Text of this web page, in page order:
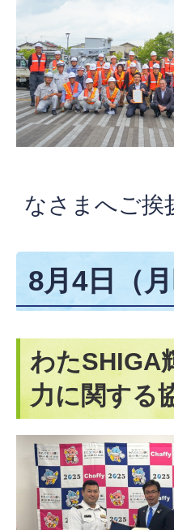
なさまへご挨
8月4日（月
わたSHIGA
力に関する